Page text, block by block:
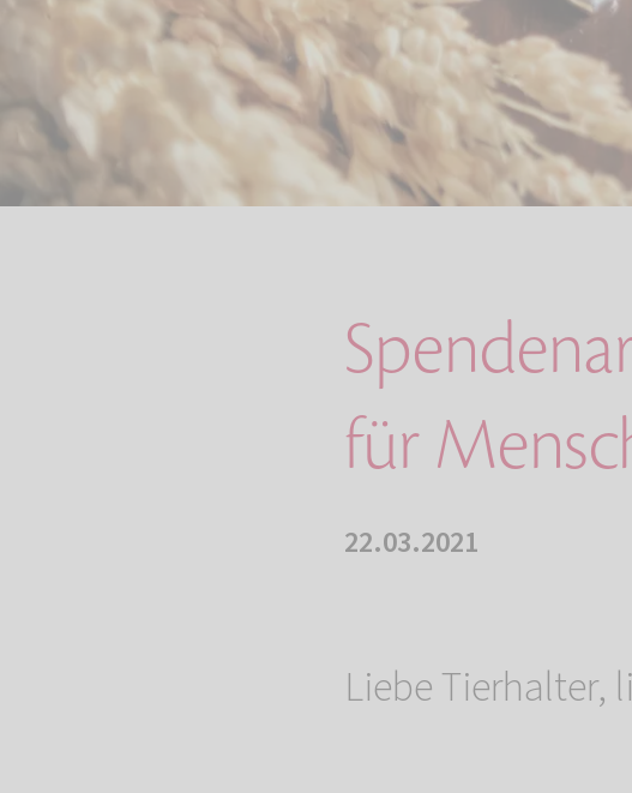
für
22.03.2021
Liebe Tierhalter,